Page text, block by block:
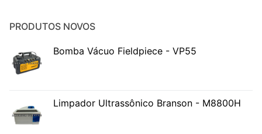
PRODUTOS NOVOS
Bomba Vácuo Fieldpiece - VP55
Limpador Ultrassônico Branson - M8800H